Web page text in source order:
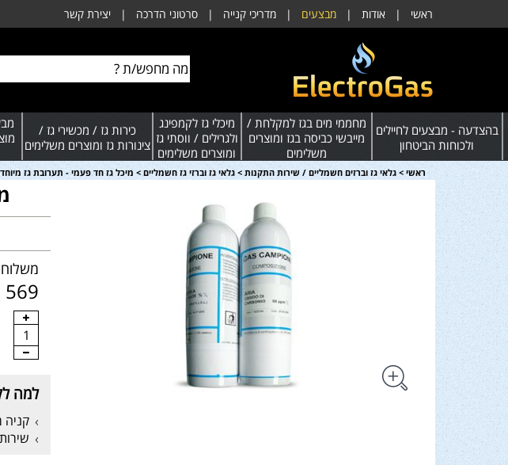
ראשי | אודות | מבצעים | מדריכי קנייה | סרטוני הדרכה | יצירת קשר
בהצדעה - מבצעים לחיילים
ולכוחות הביטחון
מחממי מים בגז למקלחת /
מייבשי כביסה בגז ומוצרים
משלימים
מיכלי גז לקמפינג
ולגרילים / ווסתי גז
ומוצרים משלימים
כירות גז / מכשירי גז /
צינורות גז ומוצרים משלימים
ראשי > גלאי גז וברזים חשמליים / שירות התקנות > גלאי גז וברזי גז חשמליים > מיכל גז חד פעמי - תערובת גז
משלוח: 0
569 ₪
1
למה